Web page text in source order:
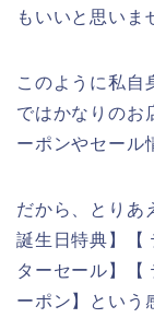
もいいと思いま
このように私自
ではかなりのお
ーポンやセール
だから、とりあ
誕生日特典】【
ターセール】【
ーポン】という